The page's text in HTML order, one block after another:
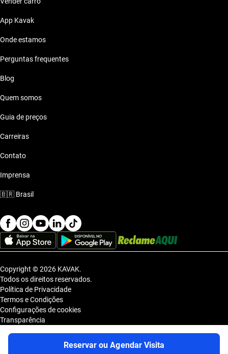
Reservar ou Agendar Visita
App Kavak
Onde estamos
Perguntas frequentes
Blog
Quem somos
Guia de preços
Carreiras
Contato
Imprensa
🇧🇷 Brasil
Copyright © 2026 KAVAK.
Todos os direitos reservados.
Política de Privacidade
Termos e Condições
Configurações de cookies
Transparência
KAVAK TECNOLOGIA E COMERCIO DE VEICULOS LTDA., inscrita no
CNPJ sob o nº 36.740.390/0001-83, com sede na Estrada dos Alpes, nº